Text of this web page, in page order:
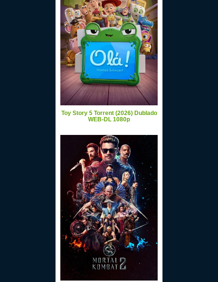
Toy Story 5 Torrent (2026) Dublado
WEB-DL 1080p